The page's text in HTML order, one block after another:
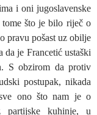
i oni jugoslavenske
što je bilo riječ o
pravu pošast uz obilje
da je Francetić ustaški
S obzirom da protiv
postupak, nikada
ono što nam je o
partijske kuhinje, u